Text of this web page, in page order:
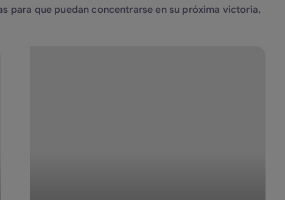
para que puedan concentrarse en su próxima victoria,